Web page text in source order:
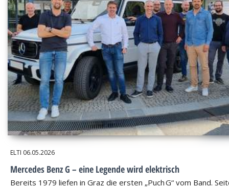
ELTI 06.05.2026
Mercedes Benz G – eine Legende wird elektrisch
Bereits 1979 liefen in Graz die ersten „Puch G“ vom Band.